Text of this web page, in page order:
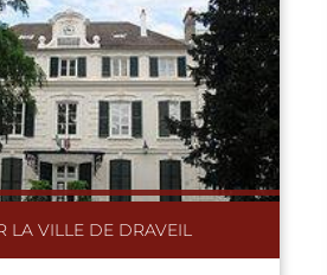
LA VILLE DE DRAVEIL